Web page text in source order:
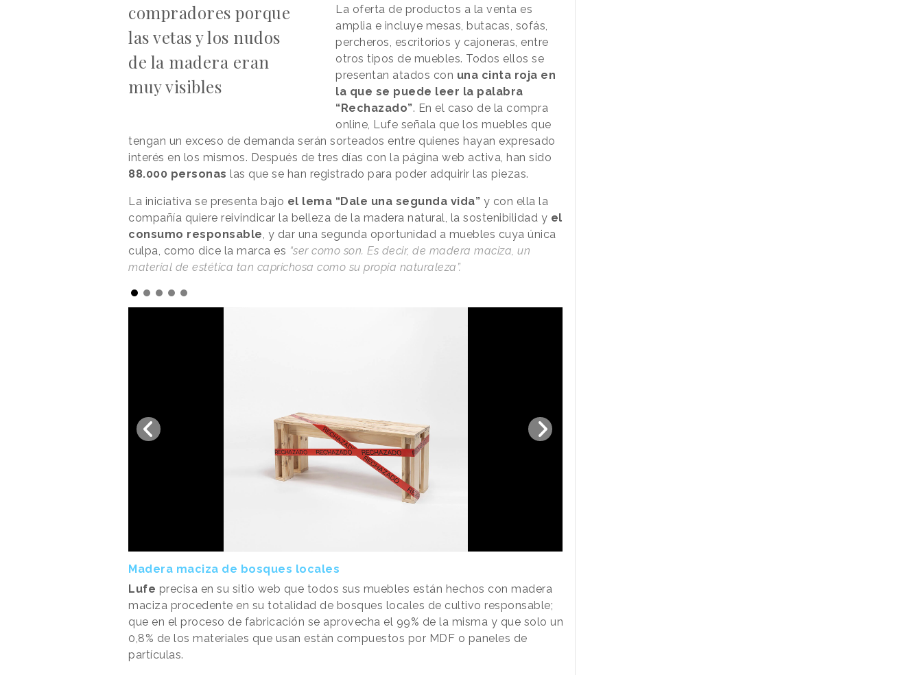
compradores porque
las vetas y los nudos
de la madera eran
muy visibles
La oferta de productos a la venta es
amplia e incluye mesas, butacas, sofás,
percheros, escritorios y cajoneras, entre
otros tipos de muebles. Todos ellos se
presentan atados con una cinta roja en
la que se puede leer la palabra
“Rechazado”. En el caso de la compra
online, Lufe señala que los muebles que
tengan un exceso de demanda serán sorteados entre quienes hayan expresado
interés en los mismos. Después de tres días con la página web activa, han sido
88.000 personas las que se han registrado para poder adquirir las piezas.
La iniciativa se presenta bajo el lema “Dale una segunda vida” y con ella la
compañía quiere reivindicar la belleza de la madera natural, la sostenibilidad y el
consumo responsable, y dar una segunda oportunidad a muebles cuya única
culpa, como dice la marca es “ser como son. Es decir, de madera maciza, un
material de estética tan caprichosa como su propia naturaleza”.
Madera maciza de bosques locales
Lufe precisa en su sitio web que todos sus muebles están hechos con madera
maciza procedente en su totalidad de bosques locales de cultivo responsable;
que en el proceso de fabricación se aprovecha el 99% de la misma y que solo un
0,8% de los materiales que usan están compuestos por MDF o paneles de
partículas.